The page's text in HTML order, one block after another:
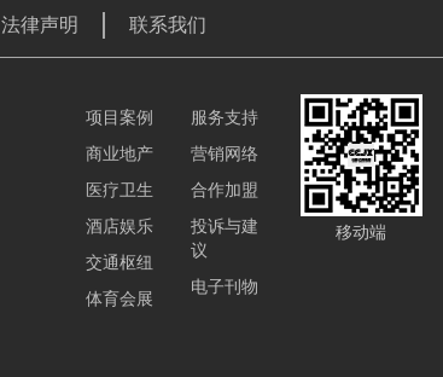
法律声明 联系我们
项目案例
商业地产
医疗卫生
酒店娱乐
交通枢纽
体育会展
服务支持
营销网络
合作加盟
投诉与建
议
电子刊物
移动端